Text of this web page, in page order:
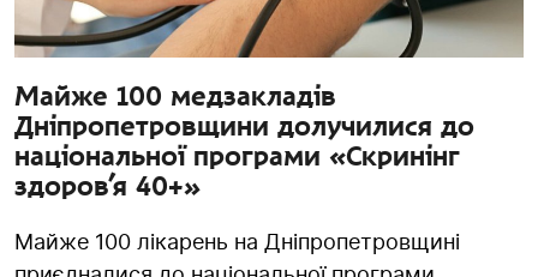
Майже 100 медзакладів
Дніпропетровщини долучилися до
національної програми «Скринінг
здоров’я 40+»
Майже 100 лікарень на Дніпропетровщині